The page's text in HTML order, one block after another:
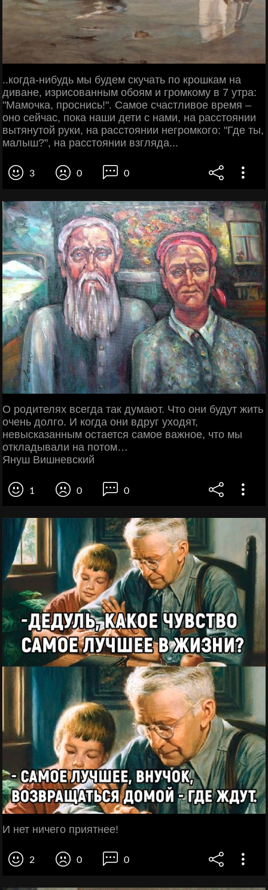
..когда-нибудь мы будем скучать по крошкам на
диване, изрисованным обоям и громкому в 7 утра:
"Мамочка, проснись!". Самое счастливое время –
оно сейчас, пока наши дети с нами, на расстоянии
вытянутой руки, на расстоянии негромкого: "Где ты,
малыш?", на расстоянии взгляда...
3 0 0
О родителях всегда так думают. Что они будут жить
очень долго. И когда они вдруг уходят,
невысказанным остается самое важное, что мы
откладывали на потом…
Януш Вишневский
1 0 0
И нет ничего приятнее!
2 0 0